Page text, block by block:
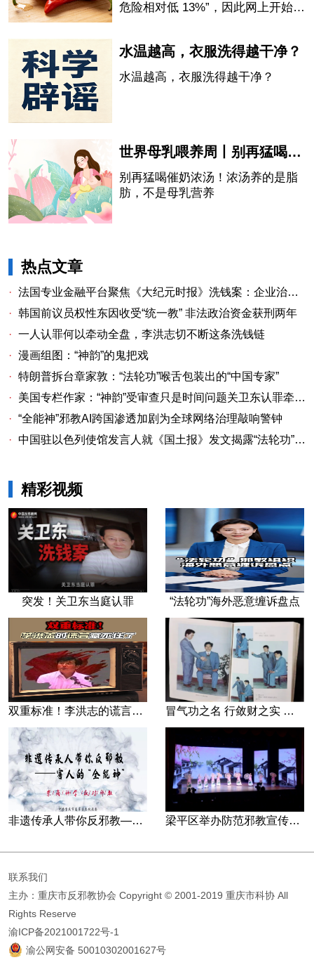
危险相对低 13%”，因此网上开始流
水温越高，衣服洗得越干净？
水温越高，衣服洗得越干净？
世界母乳喂养周丨别再猛喝催奶浓汤！浓汤养的是脂肪，不是母乳营养
别再猛喝催奶浓汤！浓汤养的是脂
肪，不是母乳营养
热点文章
· 法国专业金融平台聚焦《大纪元时报》洗钱案：企业治理漏洞与监管警示
· 韩国前议员权性东因收受“统一教” 非法政治资金获刑两年
· 一人认罪何以牵动全盘，李洪志切不断这条洗钱链
· 漫画组图：“神韵”的鬼把戏
· 特朗普拆台章家敦：“法轮功”喉舌包装出的“中国专家”
·
美国专栏作家：“神韵”受审查只是时间问题关卫东认罪牵出与《大纪元时报》资金链条
· “全能神”邪教AI跨国渗透加剧为全球网络治理敲响警钟
· 中国驻以色列使馆发言人就《国土报》发文揭露“法轮功”邪教本质答记者问
精彩视频
突发！关卫东当庭认罪 “法轮功”海外恶意缠诉盘点
双重标准！李洪志的谎言藏不住了 冒气功之名 行敛财之实 张宏堡义女“小倩”团伙覆灭记
非遗传承人带你反邪教—害人的“全能神” 梁平区举办防范邪教宣传专场文艺演出
联系我们
主办：重庆市反邪教协会 Copyright © 2001-2019 重庆市科协 All
Rights Reserve
渝ICP备2021001722号-1
渝公网安备 50010302001627号